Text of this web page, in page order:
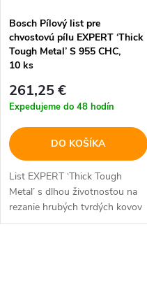
Bosch Pílový list pre
chvostovú pílu EXPERT ‘Thick
Tough Metal’ S 955 CHC,
10 ks
261,25 €
Expedujeme do 48 hodín
DO KOŠÍKA
List EXPERT ‘Thick Tough
Metal’ s dlhou životnosťou na
rezanie hrubých tvrdých kovov